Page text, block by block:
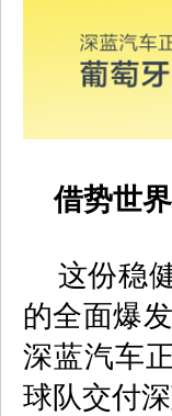
借势世
这份稳
的全面爆发
深蓝汽车
球队交付